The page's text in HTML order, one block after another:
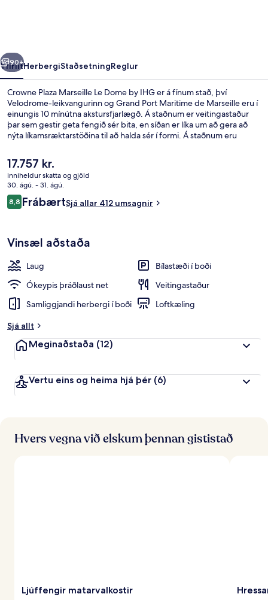
IHG
Næsta
90+
YfirlitHerbergiStaðsetningReglur
Crowne Plaza Marseille Le Dome by IHG er á fínum stað, því
Velodrome-leikvangurinn og Grand Port Maritime de Marseille eru í
einungis 10 mínútna akstursfjarlægð. Á staðnum er veitingastaður
þar sem gestir geta fengið sér bita, en síðan er líka um að gera að
nýta líkamsræktarstöðina til að halda sér í formi. Á staðnum eru
hafa sagt að meðal helstu kosta gististaðarins sé hjálpsamt starfsfólk.
Gististaðurinn er stutt frá almenningssamgöngum: Chartreux
lestarstöðin er í 8 mínútna göngufjarlægð og Saint Just lestarstöðin í
9 mínútna.
Núverandi
verð
er
17.757 kr.
17.757 kr.
inniheldur skatta og gjöld
30. ágú. - 31. ágú.
Umsagnir
8,88,8 af 10
FrábærtSjá allar 412 umsagnir
Vinsæl aðstaða
Laug
Bílastæði í boði
Ókeypis þráðlaust net
Veitingastaður
Samliggjandi herbergi í boði
Loftkæling
Sjá allt
Meginaðstaða (12)
Vertu eins og heima hjá þér (6)
Hvers vegna við elskum þennan gististað
Ljúffengir matarvalkostir